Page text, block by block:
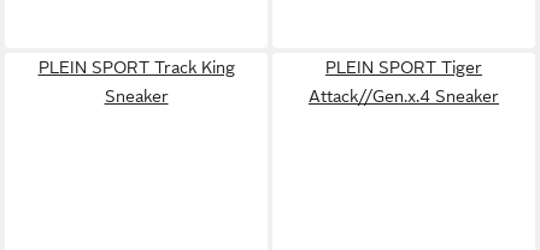
PLEIN SPORT Track King
Sneaker
PLEIN SPORT Tiger
Attack//Gen.x.4 Sneaker